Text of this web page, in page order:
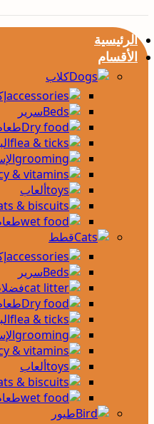
الرئيسية
الأقسام
كلاب
سرير
ألعاب
قطط
سرير
ألعاب
طيور